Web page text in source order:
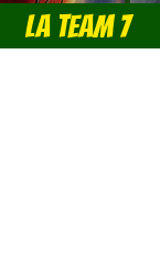
LA TEAM 7